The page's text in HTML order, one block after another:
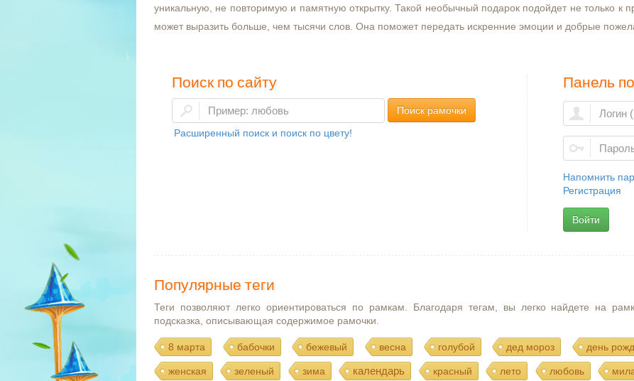
уникальную, не повторимую и памятную открытку. Такой необычный подарок подойдет не только к
может выразить больше, чем тысячи слов. Она поможет передать искренние эмоции и добрые
Поиск по сайту
Поиск рамочки
Расширенный поиск и поиск по цвету!
Панель
Напомнить
Регистрация
Войти
Популярные теги
Теги позволяют легко ориентироваться по рамкам. Благодаря тегам, вы легко найдете на
подсказка, описывающая содержимое рамочки.
8 марта бабочки бежевый весна голубой дед мороз день
женская зеленый зима календарь красный лето любовь